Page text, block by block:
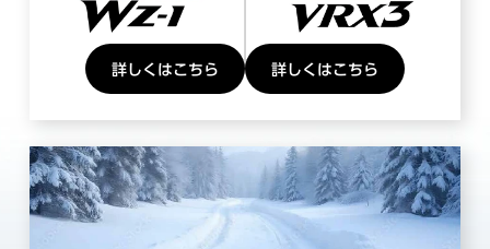
詳しくはこちら 詳しくはこちら